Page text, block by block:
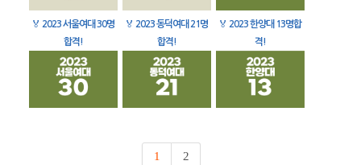
🏅 2023 서울여대 30명
합격!
🏅 2023 동덕여대 21명
합격!
🏅 2023 한양대 13명합
격!
1 2